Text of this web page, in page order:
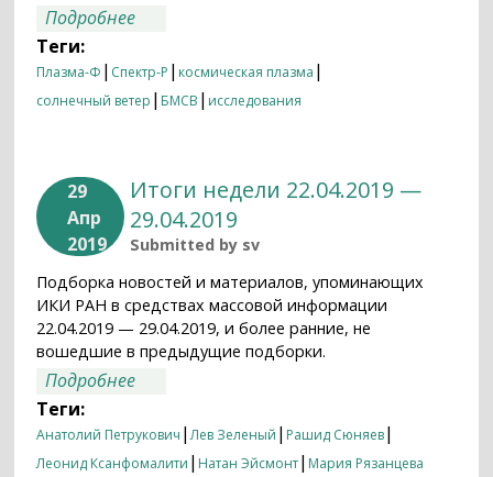
Подробнее
Теги:
Плазма-Ф | Спектр-Р | космическая плазма |
солнечный ветер | БМСВ | исследования
29
Апр
2019
Итоги недели 22.04.2019 —
29.04.2019
Submitted by sv
Подборка новостей и материалов, упоминающих
ИКИ РАН в средствах массовой информации
22.04.2019 — 29.04.2019, и более ранние, не
вошедшие в предыдущие подборки.
Подробнее
Теги:
Анатолий Петрукович |Лев Зеленый | Рашид Сюняев|
Леонид Ксанфомалити | Натан Эйсмонт| Мария Рязанцева